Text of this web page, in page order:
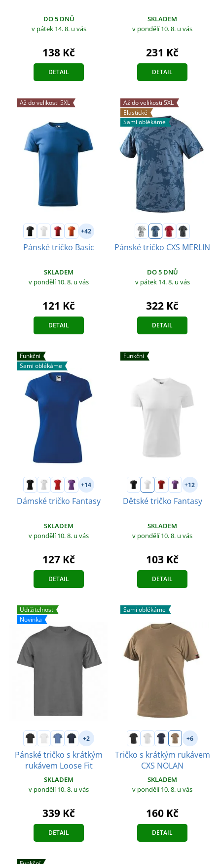
DO 5 DNŮ
v pátek 14. 8. u vás
138 Kč
DETAIL
SKLADEM
v pondělí 10. 8. u vás
231 Kč
DETAIL
Až do velikosti 5XL
+42
Pánské tričko Basic
SKLADEM
v pondělí 10. 8. u vás
121 Kč
DETAIL
Až do velikosti 5XL
Elastické
Sami oblékáme
Pánské tričko CXS MERLIN
DO 5 DNŮ
v pátek 14. 8. u vás
322 Kč
DETAIL
Funkční
Sami oblékáme
+14
Dámské tričko Fantasy
SKLADEM
v pondělí 10. 8. u vás
127 Kč
DETAIL
Funkční
+12
Dětské tričko Fantasy
SKLADEM
v pondělí 10. 8. u vás
103 Kč
DETAIL
Udržitelnost
Novinka
+2
Pánské tričko s krátkým
rukávem Loose Fit
SKLADEM
v pondělí 10. 8. u vás
339 Kč
DETAIL
Sami oblékáme
+6
Tričko s krátkým rukávem
CXS NOLAN
SKLADEM
v pondělí 10. 8. u vás
160 Kč
DETAIL